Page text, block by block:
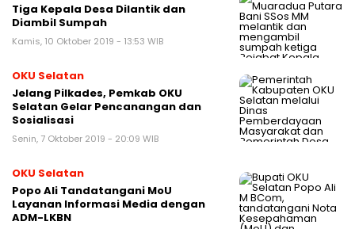
Tiga Kepala Desa Dilantik dan
Diambil Sumpah
Kamis, 10 Oktober 2019 - 13:53 WIB
OKU Selatan
Jelang Pilkades, Pemkab OKU
Selatan Gelar Pencanangan dan
Sosialisasi
Senin, 7 Oktober 2019 - 20:09 WIB
OKU Selatan
Popo Ali Tandatangani MoU
Layanan Informasi Media dengan
ADM-LKBN